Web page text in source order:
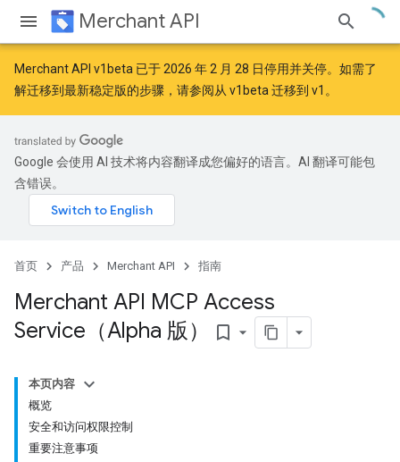
Merchant API
Merchant API v1beta 已于 2026 年 2 月 28 日停用并关停。如需了
解迁移到最新稳定版的步骤，请参阅从 v1beta 迁移到 v1 。
Google 会使用 AI 技术将内容翻译成您偏好的语言。AI 翻译可能包
含错误。
首页 产品 Merchant API 指南
Merchant API MCP Access
Service（Alpha 版）
bookmark_border
本页内容
概览
安全和访问权限控制
重要注意事项